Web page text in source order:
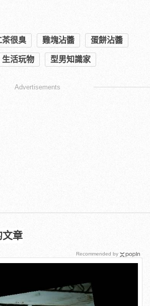
茶很臭 雞塊沾醬 蛋餅沾醬
生活玩物 型男知識家
Advertisements
文章
Recommended by